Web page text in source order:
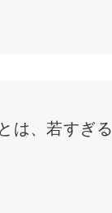
は、若すぎる